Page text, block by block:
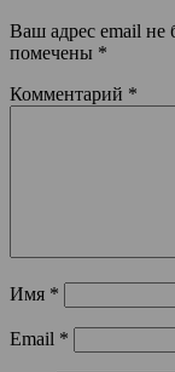
Ваш адрес email не
помечены *
Комментарий *
Имя *
Email *